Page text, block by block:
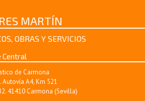
MARTÍN
OBRAS Y SERVICIOS
Central
de Carmona
Autovía A4, Km 521
41410 Carmona (Sevilla)